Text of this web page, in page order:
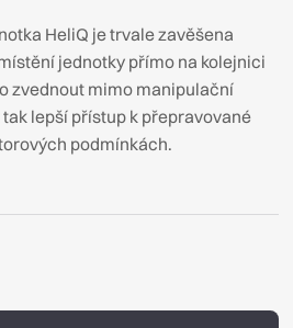
HeliQ je trvale zavěšena
jednotky přímo na kolejnici
zvednout mimo manipulační
lepší přístup k přepravované
podmínkách.